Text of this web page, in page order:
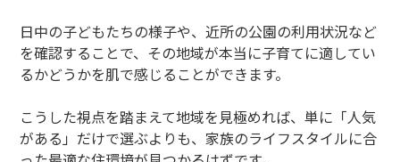
日中の子どもたちの様子や、近所の公園の利用状況など
を確認することで、その地域が本当に子育てに適してい
るかどうかを肌で感じることができます。
こうした視点を踏まえて地域を見極めれば、単に「人気
がある」だけで選ぶよりも、家族のライフスタイルに合